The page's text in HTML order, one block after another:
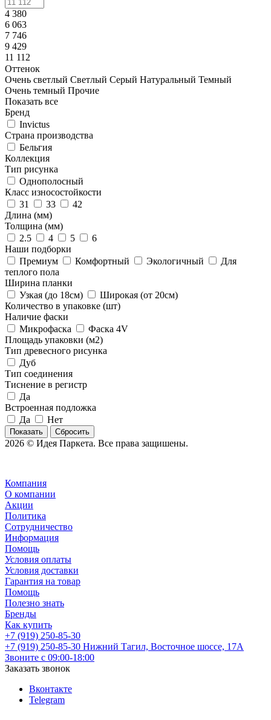
4 380
6 063
7 746
9 429
11 112
Оттенок
Очень светлый Светлый Серый Натуральный Темный
Очень темный Прочие
Показать все
Бренд
Invictus
Страна производства
Бельгия
Коллекция
Тип рисунка
Однополосный
Класс износостойкости
31
33
42
Длина (мм)
Толщина (мм)
2.5
4 5
6
Наши подборки
Премиум
Комфортный Экологичный
Для
теплого пола
Ширина планки
Узкая (до 18см)
Широкая (от 20см)
Количество в упаковке (шт)
Наличие фаски
Микрофаска
Фаска 4V
Площадь упаковки (м2)
Тип древесного рисунка
Дуб
Тип соединения
Тиснение в регистр
Да
Встроенная подложка
Да
Нет
Сбросить
2026 © Идея Паркета. Все права защишены.
Компания
О компании
Акции
Политика
Сотрудничество
Информация
Помощь
Условия оплаты
Условия доставки
Гарантия на товар
Помощь
Полезно знать
Бренды
Как купить
+7 (919) 250-85-30
+7 (919) 250-85-30 Нижний Тагил, Восточное шоссе, 17А
Звоните с 09:00-18:00
Заказать звонок
Вконтакте
Telegram